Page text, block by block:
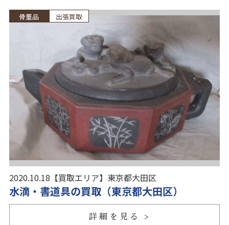
骨董品 出張買取
2020.10.18 【買取エリア】 東京都大田区
水滴・書道具の買取（東京都大田区）
詳細を見る